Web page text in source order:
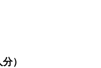
）